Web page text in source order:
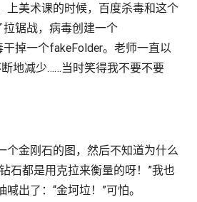
上美术课的时候，百度杀毒和这个
锯战，病毒创建一个
掉一个fakeFolder。老师一直以
地减少……当时笑得我不要不要
个金刚石的图，然后不知道为什么
石都是用克拉来衡量的呀！”我也
出了：“金坷垃！”可怕。